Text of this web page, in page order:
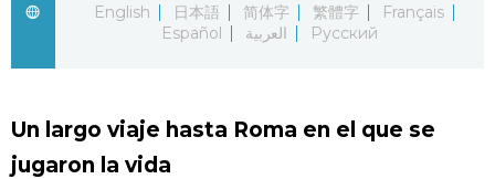
Blog
Avisos
English
日本語 简体字 繁體字
Français
Español
العربية Русский
Un largo viaje hasta Roma en el que se
jugaron la vida